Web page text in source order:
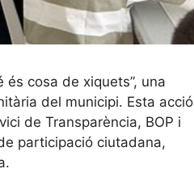
és cosa de xiquets”, una
del municipi. Esta acció
de Transparència, BOP i
participació ciutadana,